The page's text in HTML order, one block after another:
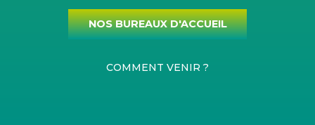
NOS BUREAUX D'ACCUEIL
COMMENT VENIR ?